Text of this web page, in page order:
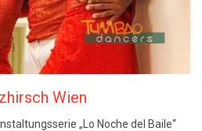
Wien
„Lo Noche del Baile“